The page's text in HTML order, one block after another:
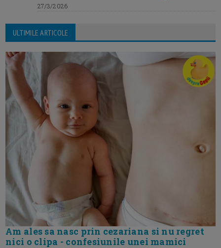
27/3/2026
ULTIMILE ARTICOLE
Am ales sa nasc prin cezariana si nu regret
nici o clipa - confesiunile unei mamici